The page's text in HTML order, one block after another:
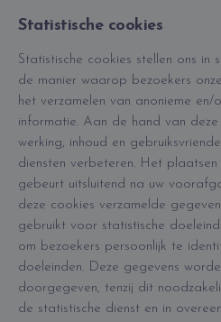
Statistische cookies
Statistische cookies stellen ons in
de manier waarop bezoekers
het verzamelen van anonieme
informatie. Aan de hand van deze
werking, inhoud en
diensten verbeteren. Het
gebeurt uitsluitend na uw
deze cookies verzamelde
gebruikt voor statistische
om bezoekers persoonlijk te
doeleinden. Deze gegevens
doorgegeven, tenzij dit
de statistische dienst en in